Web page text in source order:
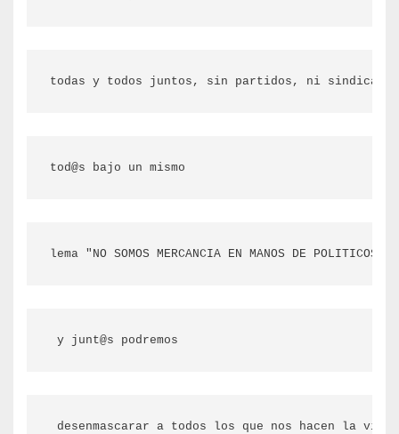
todas y todos juntos, sin partidos, ni
tod@s bajo un mismo
lema "NO SOMOS MERCANCIA EN MANOS DE
y junt@s podremos
desenmascarar a todos los que nos hacen la